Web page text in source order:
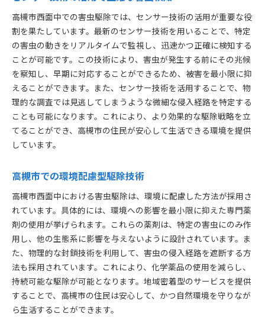
高槻市西面中での害虫駆除では、センサー技術の活用が重要な役
割を果たしています。最新のセンサー技術を用いることで、特定
の害虫の動きをリアルタイムで監視し、迅速かつ正確に検知する
ことが可能です。この技術により、害虫が発生する前にその兆候
を察知し、早期に対応することができるため、被害を最小限に抑
えることができます。また、センサー技術を活用することで、物
理的な調査では見逃してしまうような微細な侵入経路を特定する
ことも可能になります。これにより、より効果的な駆除戦略を立
てることができ、高槻市の住民が安心して生活できる環境を提供
しています。
高槻市での環境配慮型駆除技術
高槻市西面中における害虫駆除は、環境に配慮した方法が採用さ
れています。具体的には、環境への影響を最小限に抑えた専門薬
剤の使用が挙げられます。これらの薬剤は、特定の害虫にのみ作
用し、他の生態系に影響を与えないように設計されています。ま
た、物理的な封鎖技術を利用して、害虫の侵入経路を遮断する方
法も採用されています。これにより、化学薬品の使用を減らし、
持続可能な駆除が可能となります。地域密着型のサービスを提供
することで、高槻市の住民は安心して、かつ自然環境を守りなが
ら生活することができます。